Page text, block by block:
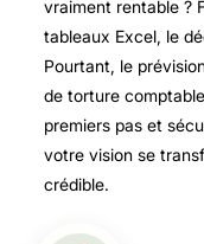
vraiment rentable ?
tableaux Excel, le
Pourtant, le
de torture
premiers pas et
votre vision se
crédible.